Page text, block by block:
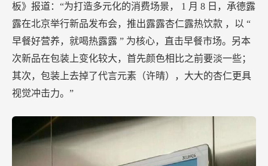
板》报道：“为打造多元化的消费场景， 1 月 8 日，承德露
露在北京举行新品发布会，推出露露杏仁露热饮款 ，以 “
早餐好营养，就喝热露露 ” 为核心，直击早餐市场。另本
次新品在包装上变化较大，首先颜色相比之前要淡一些；
其次，包装上去掉了代言元素（许晴），大大的杏仁更具
视觉冲击力。”